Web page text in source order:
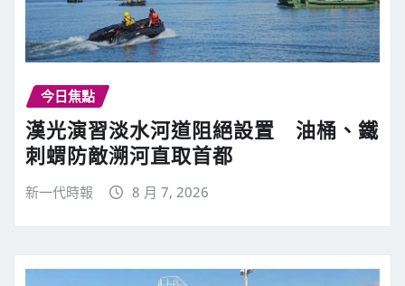
今日焦點
漢光演習淡水河道阻絕設置 油桶、鐵
刺蝟防敵溯河直取首都
新一代時報 8 月 7, 2026